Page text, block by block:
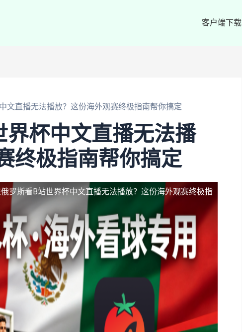
客户端下载
文直播无法播放？这份海外观赛终极指南帮你搞定
界杯中文直播无法播
终极指南帮你搞定
罗斯看B站世界杯中文直播无法播放？这份海外观赛终极指